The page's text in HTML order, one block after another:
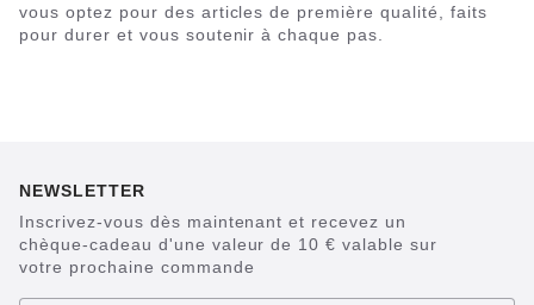
vous optez pour des articles de première qualité, faits
pour durer et vous soutenir à chaque pas.
NEWSLETTER
Inscrivez-vous dès maintenant et recevez un
chèque-cadeau d'une valeur de 10 € valable sur
votre prochaine commande